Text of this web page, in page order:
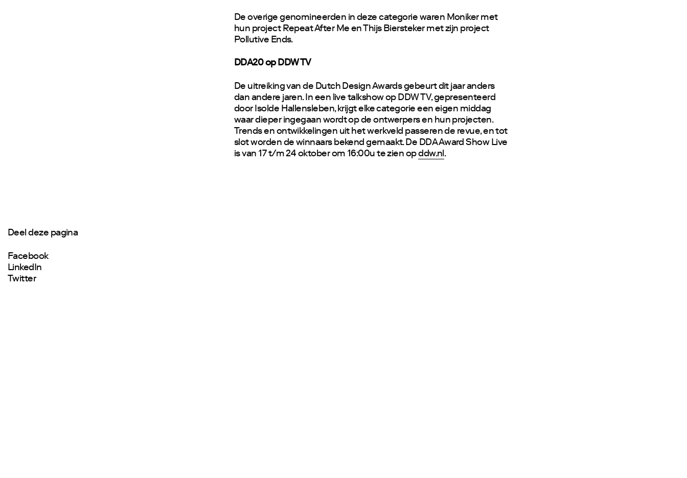
De overige genomineerden in deze categorie waren Moniker met
hun project Repeat After Me en Thijs Biersteker met zijn project
Pollutive Ends.
DDA20 op DDW TV
De uitreiking van de Dutch Design Awards gebeurt dit jaar anders
dan andere jaren. In een live talkshow op DDW TV, gepresenteerd
door Isolde Hallensleben, krijgt elke categorie een eigen middag
waar dieper ingegaan wordt op de ontwerpers en hun projecten.
Trends en ontwikkelingen uit het werkveld passeren de revue, en tot
slot worden de winnaars bekend gemaakt. De DDA Award Show Live
is van 17 t/m 24 oktober om 16:00u te zien opddw.nl.
Deel deze pagina
Facebook
LinkedIn
Twitter